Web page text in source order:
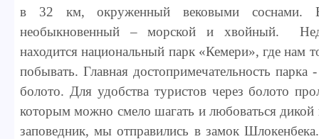
в 32 км, окруженный вековыми соснами.
необыкновенный – морской и хвойный.
находится национальный парк «Кемери», где нам
побывать. Главная достопримечательность
болото. Для удобства туристов через болото
которым можно смело шагать и любоваться
заповедник, мы отправились в замок